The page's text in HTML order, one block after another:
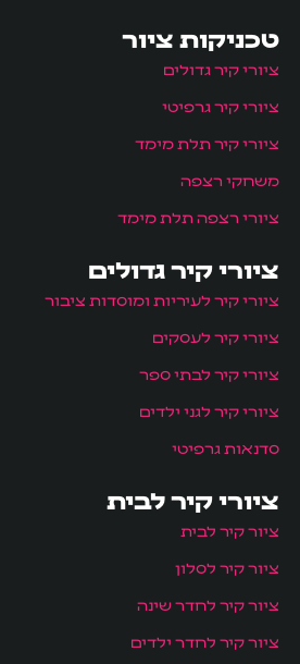
טכניקות ציור
ציורי קיר גדולים
ציורי קיר גרפיטי
ציורי קיר תלת מימד
משחקי רצפה
ציורי רצפה תלת מימד
ציורי קיר גדולים
ציורי קיר לעיריות ומוסדות ציבור
ציורי קיר לעסקים
ציורי קיר לבתי ספר
ציורי קיר לגני ילדים
סדנאות גרפיטי
ציורי קיר לבית
ציור קיר לבית
ציור קיר לסלון
ציור קיר לחדר שינה
ציור קיר לחדר ילדים